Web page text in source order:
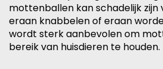
mottenballen kan schadelijk zijn
eraan knabbelen of eraan
wordt sterk aanbevolen om
bereik van huisdieren te houden.